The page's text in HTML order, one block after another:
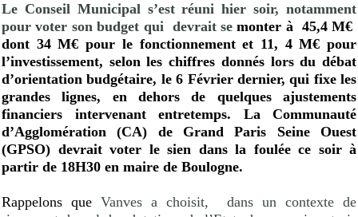
Le Conseil Municipal s’est réuni hier soir, notamment
pour voter son budget qui devrait semonter à 45,4 M€
dont 34 M€ pour le fonctionnement et 11, 4 M€ pour
l’investissement, selon les chiffres donnés lors du débat
d’orientation budgétaire, le 6 Février dernier, qui fixe les
grandes lignes, en dehors de quelques ajustements
financiers intervenant entretemps. La Communauté
d’Agglomération (CA) de Grand Paris Seine Ouest
(GPSO) devrait voter le sien dans la foulée ce soir à
partir de 18H30 en maire de Boulogne.
Rappelons queVanves a choisit,
dans un contexte de